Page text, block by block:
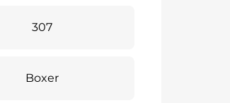
307
Boxer